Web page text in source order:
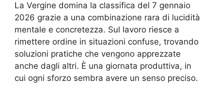
La Vergine domina la classifica del 7 gennaio
2026 grazie a una combinazione rara di lucidità
mentale e concretezza. Sul lavoro riesce a
rimettere ordine in situazioni confuse, trovando
soluzioni pratiche che vengono apprezzate
anche dagli altri. È una giornata produttiva, in
cui ogni sforzo sembra avere un senso preciso.